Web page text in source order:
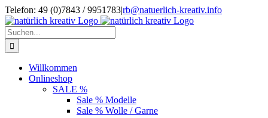
Zum
Inhalt
springen
Telefon: 49 (0)7843 / 9951783|rb@natuerlich-kreativ.info
Suche
nach:
Willkommen
Onlineshop
SALE %
Sale % Modelle
Sale % Wolle / Garne